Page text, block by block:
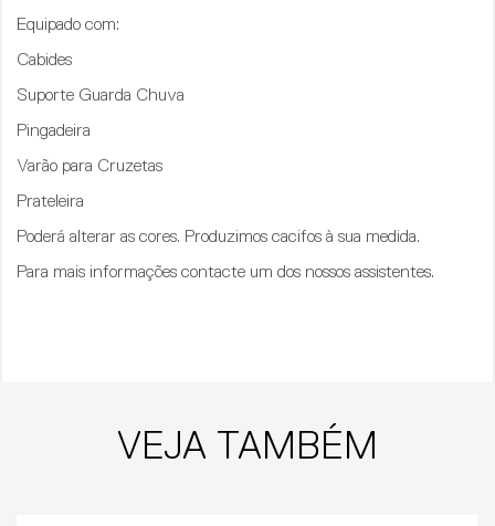
Equipado com:
Cabides
Suporte Guarda Chuva
Pingadeira
Varão para Cruzetas
Prateleira
Poderá alterar as cores. Produzimos cacifos à sua medida.
Para mais informações contacte um dos nossos assistentes.
VEJA TAMBÉM